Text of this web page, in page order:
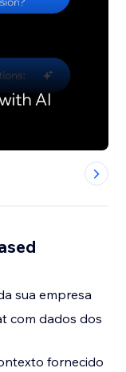
sua empresa
com dados dos
fornecido